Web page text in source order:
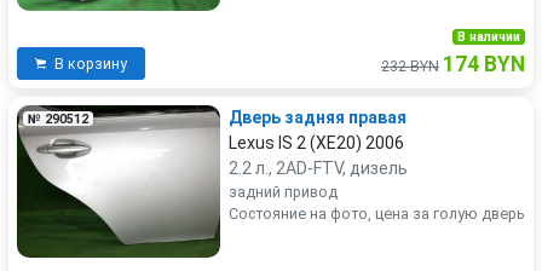
В корзину
В наличии
232 BYN 174 BYN
№ 290512
Дверь задняя правая
Lexus IS 2 (XE20) 2006
2.2 л., 2AD-FTV, дизель
задний привод
Состояние на фото, цена за голую дверь